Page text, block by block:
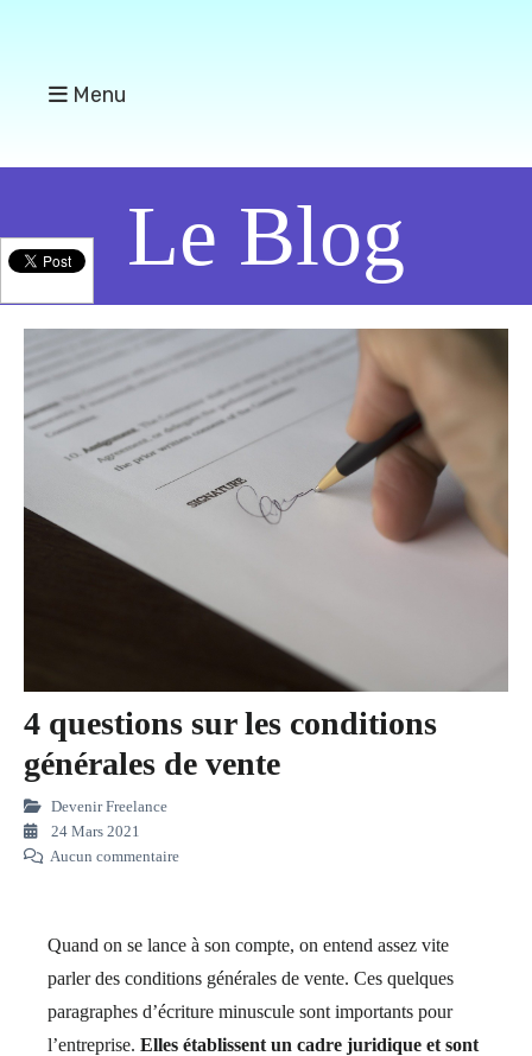
Menu
Le Blog
4 questions sur les conditions
générales de vente
Devenir Freelance
24 Mars 2021
Aucun commentaire
Quand on se lance à son compte, on entend assez vite
parler des conditions générales de vente. Ces quelques
paragraphes d’écriture minuscule sont importants pour
l’entreprise. Elles établissent un cadre juridique et sont